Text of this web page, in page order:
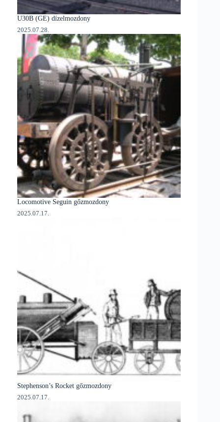
U30B (GE) dízelmozdony
2025.07.28.
Locomotive Seguin gőzmozdony
2025.07.17.
Stephenson’s Rocket gőzmozdony
2025.07.17.